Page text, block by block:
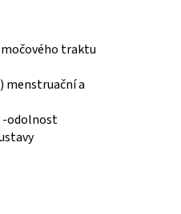
traktu
menstruační a
-odolnost